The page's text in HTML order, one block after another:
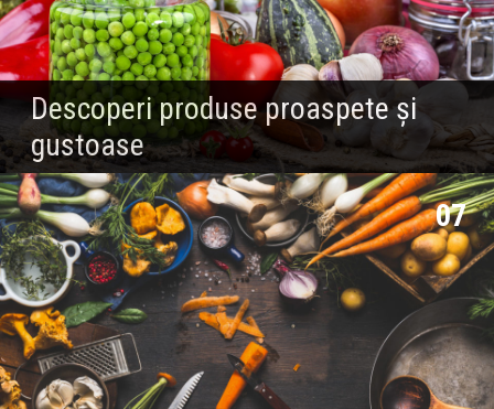
Descoperi produse proaspete și
gustoase
07